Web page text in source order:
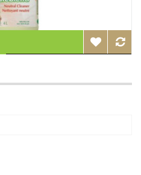
variations.